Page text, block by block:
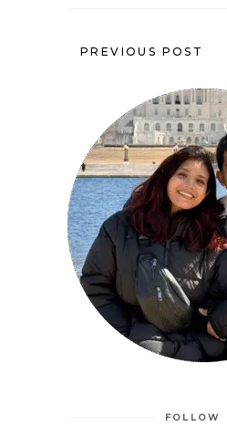
PREVIOUS POST
FOLLOW